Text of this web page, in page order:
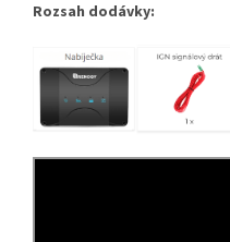
Rozsah dodávky: